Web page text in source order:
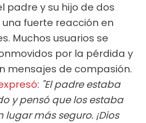
padre y su hijo de dos
fuerte reacción en
Muchos usuarios se
por la pérdida y
mensajes de compasión.
: "El padre estaba
y pensó que los estaba
más seguro. ¡Dios